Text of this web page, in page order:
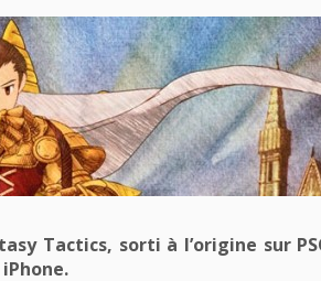
Tactics, sorti à l’origine sur